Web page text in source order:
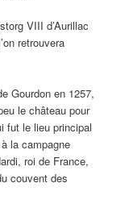
VIII d’Aurillac
retrouvera
Gourdon en 1257,
le château pour
fut le lieu principal
la campagne
roi de France,
couvent des